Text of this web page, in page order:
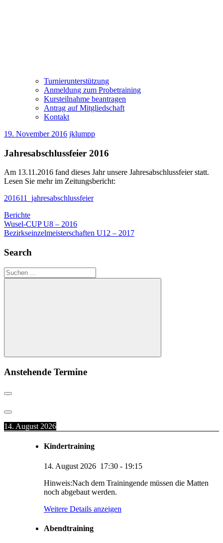
Turnierunterstützung
Anmeldung zum Probetraining
Kursteilnahme beantragen
Antrag auf Mitgliedschaft
Kontakt
19. November 2016 jklumpp
Jahresabschlussfeier 2016
Am 13.11.2016 fand dieses Jahr unsere Jahresabschlussfeier statt.
Lesen Sie mehr im Zeitungsbericht:
201611_jahresabschlussfeier
Berichte
Beitragsnavigation
Vorheriger
Beitrag:
Wusel-CUP U8 – 2016
Nächster
Bezirkseinzelmeisterschaften U12 – 2017
Search
Suchen
nach:
Suchen
Anstehende Termine
14. August 2026
Kindertraining
14. August 2026 17:30 - 19:15
Hinweis:Nach dem Trainingende müssen die Matten
noch abgebaut werden.
Weitere Details anzeigen
Abendtraining